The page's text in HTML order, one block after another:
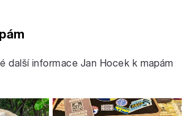
další informace Jan Hocek k mapám